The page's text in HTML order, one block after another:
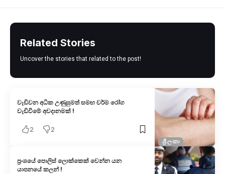
Related Stories
Uncover the stories that related to the post!
ශ්‍රී ලංකා
වැඩිවන අධික උණුසුමත් සමඟ චර්ම රෝග
වැඩිවීමේ අවදානමක් !
2 2
ප්‍රංශයේ පොලිස් ලොක්කෙක් වෙන්න යන
යාපනයේ කලන් !